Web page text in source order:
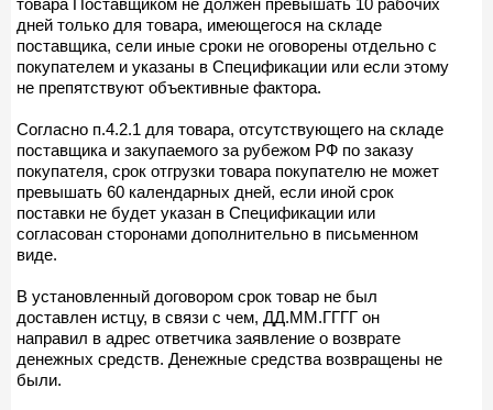
дней только для товара, имеющегося на складе
поставщика, сели иные сроки не оговорены отдельно с
покупателем и указаны в Спецификации или если этому
не препятствуют объективные фактора.
Согласно п.4.2.1 для товара, отсутствующего на складе
поставщика и закупаемого за рубежом РФ по заказу
покупателя, срок отгрузки товара покупателю не может
превышать 60 календарных дней, если иной срок
поставки не будет указан в Спецификации или
согласован сторонами дополнительно в письменном
виде.
В установленный договором срок товар не был
доставлен истцу, в связи с чем, ДД.ММ.ГГГГ он
направил в адрес ответчика заявление о возврате
денежных средств. Денежные средства возвращены не
были.